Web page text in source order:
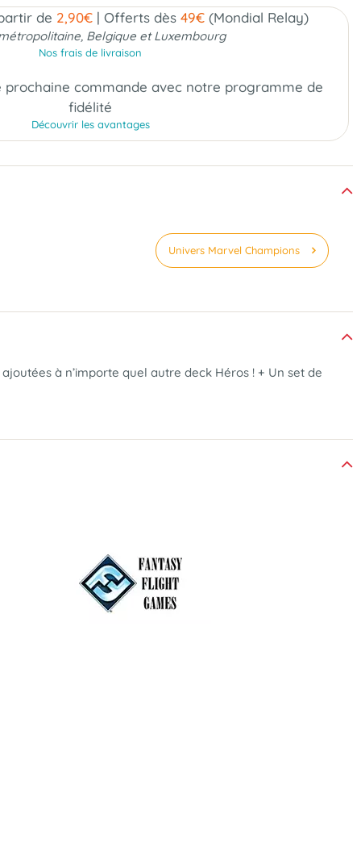
de 2,90€ | Offerts dès 49€ (Mondial Relay)
Belgique et Luxembourg
Nos frais de livraison
commande avec notre programme de
fidélité
Découvrir les avantages
Univers Marvel Champions
à n’importe quel autre deck Héros ! + Un set de